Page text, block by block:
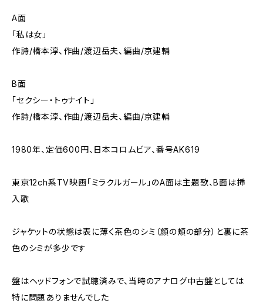
A面
「私は女」
作詩/橋本淳、作曲/渡辺岳夫、編曲/京建輔
B面
「セクシー・トゥナイト」
作詩/橋本淳、作曲/渡辺岳夫、編曲/京建輔
1980年、定価600円、日本コロムビア、番号AK619
東京12ch系TV映画｢ミラクルガール｣のA面は主題歌、B面は挿
入歌
ジャケットの状態は表に薄く茶色のシミ（顔の頬の部分）と裏に茶
色のシミが多少です
盤はヘッドフォンで試聴済みで、当時のアナログ中古盤としては
特に問題ありませんでした